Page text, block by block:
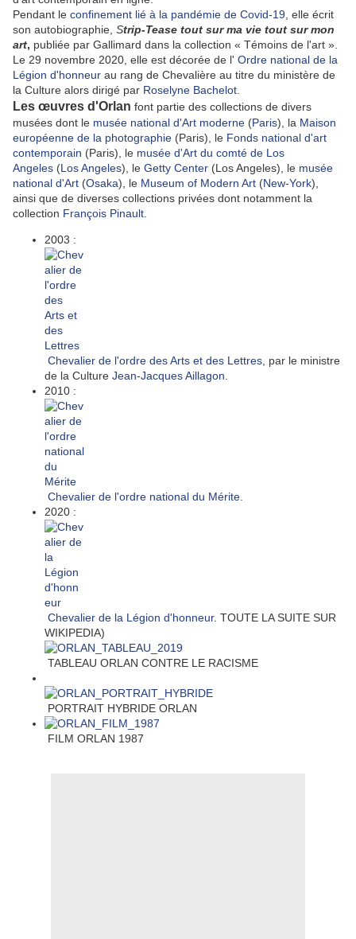
Pendant le confinement lié à la pandémie de Covid-19 , elle écrit
son autobiographie, Strip-Tease tout sur ma vie tout sur mon
art, publiée par Gallimard dans la collection « Témoins de l'art ».
Le 29 novembre 2020, elle est décorée de l' Ordre national de la
Légion d'honneur au rang de Chevalière au titre du ministère de
la Culture alors dirigé par Roselyne Bachelot
Les œuvres d'Orlan font partie des collections de divers
musées dont le musée national d'Art moderne (Paris), la Maison
européenne de la photographie (Paris), le Fonds national d'art
contemporain (Paris), le musée d'Art du comté de Los
Angeles (Los Angeles), le Getty Center (Los Angeles), le musée
national d'Art (Osaka), le Museum of Modern Art (New-York),
ainsi que de diverses collections privées dont notamment la
collection François Pinault
2003 :
Chevalier de l'ordre des Arts et des Lettres , par le ministre
de la Culture Jean-Jacques Aillagon
2010 :
Chevalier de l'ordre national du Mérite
2020 :
Chevalier de la Légion d'honneur. TOUTE LA SUITE SUR
WIKIPEDIA)
TABLEAU ORLAN CONTRE LE RACISME
PORTRAIT HYBRIDE ORLAN
FILM ORLAN 1987